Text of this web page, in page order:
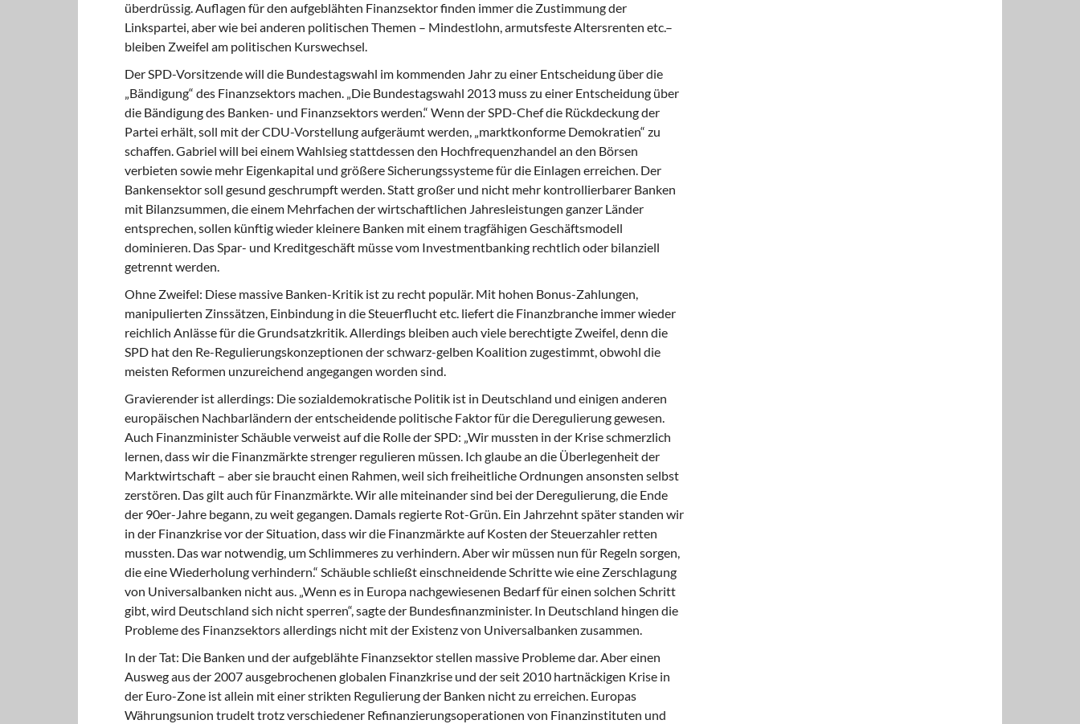
überdrüssig. Auflagen für den aufgebläh­ten Finanzsektor finden immer die Zustimmung der
Linkspartei, aber wie bei anderen politischen Themen – Mindestlohn, armutsfeste Altersrenten etc.–
bleiben Zweifel am politischen Kurswechsel.
Der SPD-Vorsitzende will die Bundestagswahl im kommenden Jahr zu einer Entschei­dung über die
„Bändigung“ des Finanzsektors machen. „Die Bundestagswahl 2013 muss zu einer Entscheidung über
die Bändigung des Banken- und Finanzsektors wer­den.“ Wenn der SPD-Chef die Rückdeckung der
Partei erhält, soll mit der CDU-Vorstellung aufgeräumt werden, „marktkonforme Demokratien“ zu
schaffen. Gabriel will bei einem Wahlsieg stattdessen den Hochfrequenzhandel an den Börsen
verbieten so­wie mehr Eigenkapital und größere Sicherungssysteme für die Einlagen erreichen. Der
Bankensektor soll gesund geschrumpft werden. Statt großer und nicht mehr kontrollier­barer Banken
mit Bilanzsummen, die einem Mehrfachen der wirtschaftlichen Jahres­leistungen ganzer Länder
entsprechen, sollen künftig wieder kleinere Banken mit einem tragfähigen Geschäftsmodell
dominieren. Das Spar- und Kreditgeschäft müsse vom In­vestmentbanking rechtlich oder bilanziell
getrennt werden.
Ohne Zweifel: Diese massive Banken-Kritik ist zu recht populär. Mit hohen Bonus-Zahlungen,
manipulierten Zinssätzen, Einbindung in die Steuerflucht etc. liefert die Fi­nanzbranche immer wieder
reichlich Anlässe für die Grundsatzkritik. Allerdings bleiben auch viele berechtigte Zweifel, denn die
SPD hat den Re-Regulierungskonzeptionen der schwarz-gelben Koalition zugestimmt, obwohl die
meisten Reformen unzureichend an­gegangen worden sind.
Gravierender ist allerdings: Die sozialdemokratische Politik ist in Deutschland und eini­gen anderen
europäischen Nachbarländern der entscheidende politische Faktor für die Deregulierung gewesen.
Auch Finanzminister Schäuble verweist auf die Rolle der SPD: „Wir mussten in der Krise schmerzlich
lernen, dass wir die Finanzmärkte strenger regu­lieren müssen. Ich glaube an die Überlegenheit der
Marktwirtschaft – aber sie braucht einen Rahmen, weil sich freiheitliche Ordnungen ansonsten selbst
zerstören. Das gilt auch für Finanzmärkte. Wir alle miteinander sind bei der Deregulierung, die Ende
der 90er-Jahre begann, zu weit gegangen. Damals regierte Rot-Grün. Ein Jahrzehnt später standen wir
in der Finanzkrise vor der Situation, dass wir die Finanzmärkte auf Kosten der Steuerzahler retten
mussten. Das war notwendig, um Schlimmeres zu verhindern. Aber wir müssen nun für Regeln sorgen,
die eine Wiederholung verhindern.“ Schäuble schließt einschneidende Schritte wie eine Zerschlagung
von Universalbanken nicht aus. „Wenn es in Europa nachgewiesenen Bedarf für einen solchen Schritt
gibt, wird Deutschland sich nicht sperren“, sagte der Bundesfinanzminister. In Deutschland hin­gen die
Probleme des Finanzsektors allerdings nicht mit der Existenz von Universal­banken zusammen.
In der Tat: Die Banken und der aufgeblähte Finanzsektor stellen massive Probleme dar. Aber einen
Ausweg aus der 2007 ausgebrochenen globalen Finanzkrise und der seit 2010 hartnäckigen Krise in
der Euro-Zone ist allein mit einer strikten Regulierung der Banken nicht zu erreichen. Europas
Währungsunion trudelt trotz verschiedener Refi­nanzierungsoperationen von Finanzinstituten und